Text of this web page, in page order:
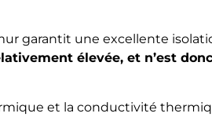
garantit une excellente
élevée, et n’est
et la conductivité